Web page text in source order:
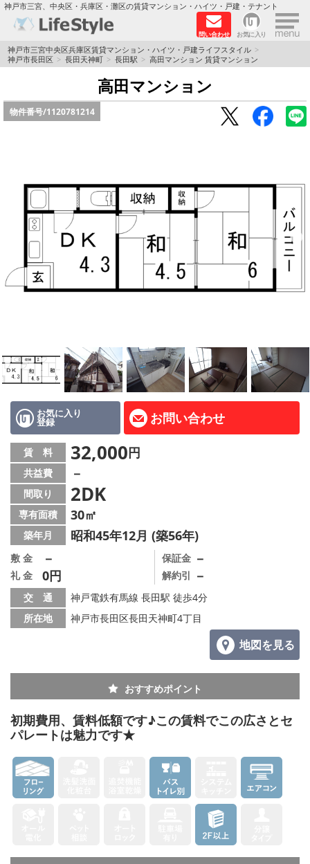
神戸市三宮、中央区・兵庫区・灘区の賃貸マンション・ハイツ・戸建・テナント
問い合わせ お気に入り ×
TOPページ
神戸の単身向けマンション特集
新築物件
保証人不要
高級賃貸
リノベーション物件
ペット飼育可能
地域から探す
地図から探す
店舗情報·アクセス
会社概要
メールでお問い合わせ
神戸市三宮中央区兵庫区賃貸マンション・ハイツ・戸建ライフスタイル
神戸市長田区
長田天神町 長田駅 高田マンション 賃貸マンション
高田マンション
物件番号/1120781214
お気に入り
登録 お問い合わせ
賃 料 32,000円
共益費 －
間取り 2DK
専有面積 30㎡
築年月 昭和45年12月 (築56年)
敷 金 －
礼 金 0円
保証金 －
解約引 －
交 通
神戸電鉄有馬線 長田駅 徒歩4分
所在地
神戸市長田区長田天神町4丁目
地図を見る
おすすめポイント
初期費用、賃料低額です♪この賃料でこの広さとセ
パレートは魅力です★